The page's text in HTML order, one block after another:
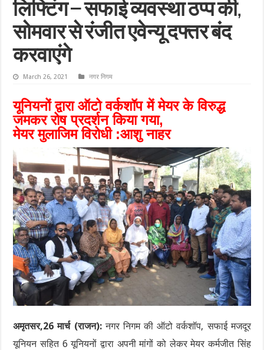
लिफ्टिंग – सफाई व्यवस्था ठप्प की,
सोमवार से रंजीत एवेन्यू दफ्तर बंद
करवाएंगे
March 26, 2021 नगर निगम
यूनियनों द्वारा ऑटो वर्कशॉप में मेयर के विरुद्ध
जमकर रोष प्रदर्शन किया गया,
मेयर मुलाजिम विरोधी :आशु नाहर
अमृतसर,26 मार्च (राजन):नगर निगम की ऑटो वर्कशॉप, सफाई मजदूर
यूनियन सहित 6 यूनियनों द्वारा अपनी मांगों को लेकर मेयर कर्मजीत सिंह